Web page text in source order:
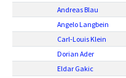
Andreas Blau
Angelo Langbein
Carl-Louis Klein
Dorian Ader
Eldar Gakic